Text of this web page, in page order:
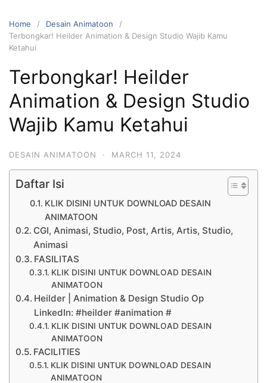
Home
Desain Animatoon
Terbongkar! Heilder Animation & Design Studio Wajib Kamu
Ketahui
Terbongkar! Heilder
Animation & Design Studio
Wajib Kamu Ketahui
DESAIN ANIMATOON · MARCH 11, 2024
Daftar Isi
KLIK DISINI UNTUK DOWNLOAD DESAIN
ANIMATOON
CGI, Animasi, Studio, Post, Artis, Artis, Studio,
Animasi
FASILITAS
KLIK DISINI UNTUK DOWNLOAD DESAIN
ANIMATOON
Heilder | Animation & Design Studio Op
LinkedIn: #heilder #animation #
KLIK DISINI UNTUK DOWNLOAD DESAIN
ANIMATOON
FACILITIES
KLIK DISINI UNTUK DOWNLOAD DESAIN
ANIMATOON